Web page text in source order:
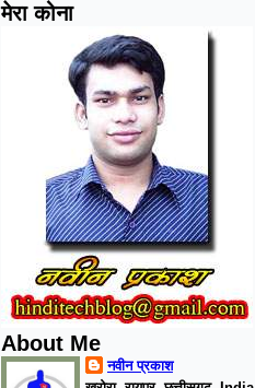
मेरा कोना
About Me
नवीन प्रकाश